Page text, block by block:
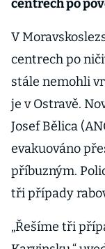
centrech po
V
centrech po
stále nemohli
je v Ostravě.
Josef Bělica
evakuováno
příbuzným.
tři případy
„Řešíme tři